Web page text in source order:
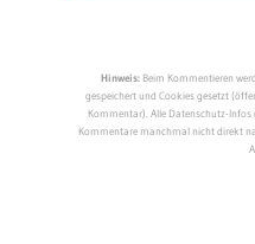
Hinweis:Beim Kommentieren
gespeichert und Cookies gesetzt
Kommentar). Alle Datenschutz-Infos
Kommentare manchmal nicht direkt